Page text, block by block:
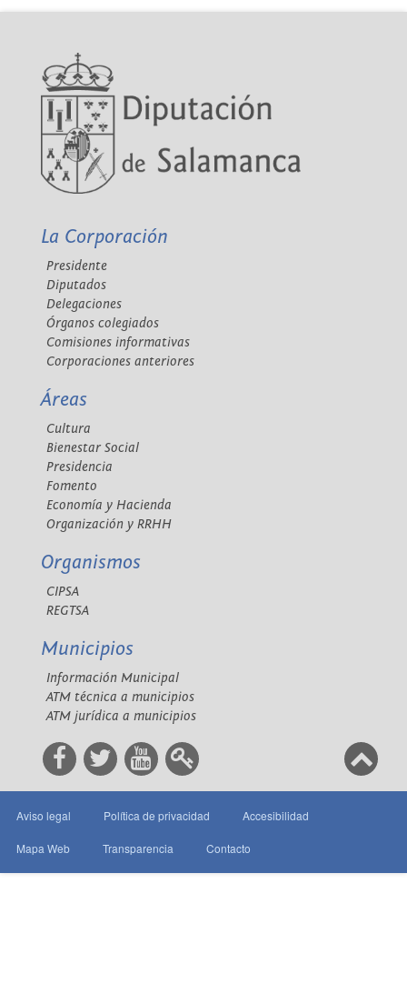
La Corporación
Presidente
Diputados
Delegaciones
Órganos colegiados
Comisiones informativas
Corporaciones anteriores
Áreas
Cultura
Bienestar Social
Presidencia
Fomento
Economía y Hacienda
Organización y RRHH
Organismos
CIPSA
REGTSA
Municipios
Información Municipal
ATM técnica a municipios
ATM jurídica a municipios
Aviso legal Política de privacidad Accesibilidad
Mapa Web Transparencia Contacto